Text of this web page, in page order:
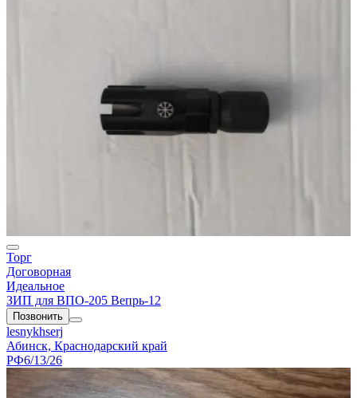
Торг
Договорная
Идеальное
ЗИП для ВПО-205 Вепрь-12
Позвонить
lesnykhserj
Абинск, Краснодарский край
РФ6/13/26